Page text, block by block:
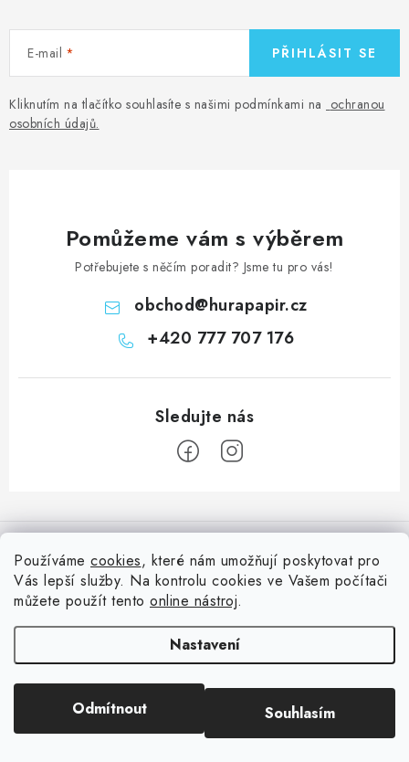
Používáme cookies, které nám umožňují poskytovat pro
Vás lepší služby. Na kontrolu cookies ve Vašem počítači
můžete použít tento online nástroj.
Nastavení
Odmítnout Souhlasím
E-mail
Kliknutím na tlačítko souhlasíte s našimi podmínkami na ochranou
osobních údajů.
PŘIHLÁSIT SE
Pomůžeme vám s výběrem
Potřebujete s něčím poradit? Jsme tu pro vás!
obchod@hurapapir.cz
+420 777 707 176
á
Doprava
Oblíbené ♥️
Hodnocení obchodu
Nepřehlédněte
Blog s nápady a návody
Slovník pojmů, české návody
Reklamace a vrácení zboží
Vytvořil Shoptet
. Všechna práva vyhrazena.Upravit nastavení